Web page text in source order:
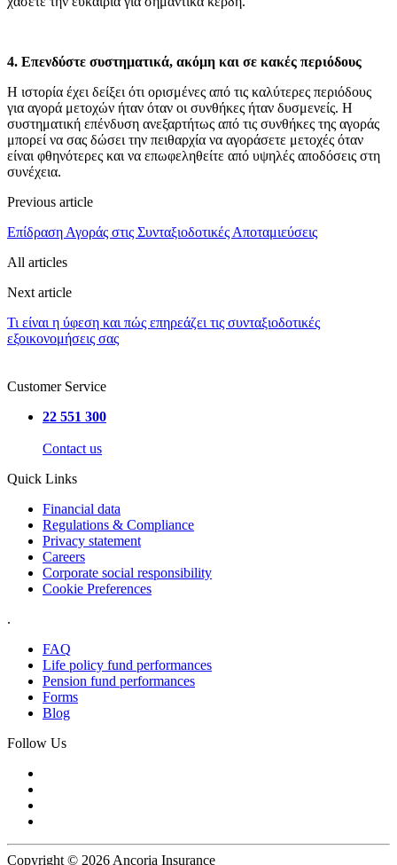
4. Επενδύστε συστηματικά, ακόμη και σε κακές περιόδους
Η ιστορία έχει δείξει ότι ορισμένες από τις καλύτερες περιόδους
για αγορά μετοχών ήταν όταν οι συνθήκες ήταν δυσμενείς. Η
συστηματική επένδυση ανεξαρτήτως από τις συνθήκες της αγοράς
μπορεί να σας δώσει την πειθαρχία να αγοράσετε μετοχές όταν
είναι φθηνότερες και να επωφεληθείτε από υψηλές αποδόσεις στη
συνέχεια.
Previous article
Επίδραση Αγοράς στις Συνταξιοδοτικές Αποταμιεύσεις
All articles
Next article
Τι είναι η ύφεση και πώς επηρεάζει τις συνταξιοδοτικές
εξοικονομήσεις σας
Customer Service
22 551 300
Contact us
Quick Links
Financial data
Regulations & Compliance
Privacy statement
Careers
Corporate social responsibility
Cookie Preferences
.
FAQ
Life policy fund performances
Pension fund performances
Forms
Blog
Follow Us
Copyright © 2026 Ancoria Insurance